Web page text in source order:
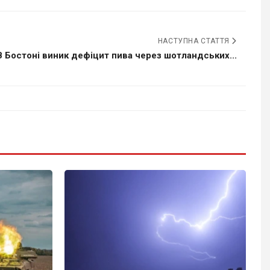
НАСТУПНА СТАТТЯ
Бостоні виник дефіцит пива через шотландських...